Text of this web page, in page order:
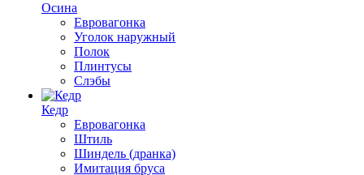
Осина
Евровагонка
Уголок наружный
Полок
Плинтусы
Слэбы
Кедр
Евровагонка
Штиль
Шиндель (дранка)
Имитация бруса